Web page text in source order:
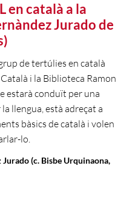
en català a la
Jurado de
de tertúlies en català
i la Biblioteca Ramon
estarà conduït per una
llengua, està adreçat a
bàsics de català i volen
lo.
(c. Bisbe Urquinaona,